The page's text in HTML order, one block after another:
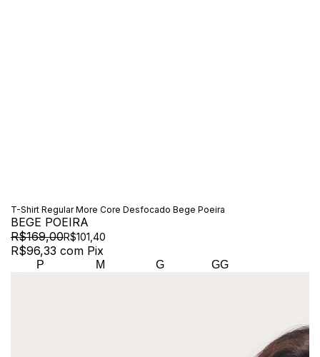
T-Shirt Regular More Core Desfocado Bege Poeira
BEGE POEIRA
R$169,00R$101,40
R$96,33 com Pix
P M G GG